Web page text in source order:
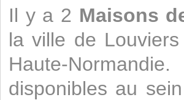
Il y a 2 Maisons
la ville de
Haute-
disponibles au